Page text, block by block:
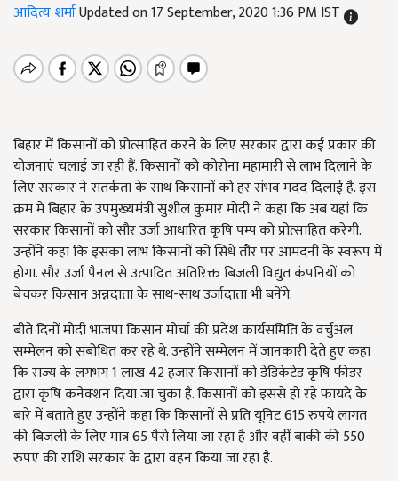
आदित्य शर्माUpdated on 17 September, 2020 1:36 PM IST
बिहार में किसानों को प्रोत्साहित करने के लिए सरकार द्वारा कई प्रकार की
योजनाएं चलाई जा रही हैं. किसानों को कोरोना महामारी से लाभ दिलाने के
लिए सरकार ने सतर्कता के साथ किसानों को हर संभव मदद दिलाई है. इस
क्रम मे बिहार के उपमुख्यमंत्री सुशील कुमार मोदी ने कहा कि अब यहां कि
सरकार किसानों को सौर उर्जा आधारित कृषि पम्प को प्रोत्साहित करेगी.
उन्होंने कहा कि इसका लाभ किसानों को सिधे तौर पर आमदनी के स्वरूप में
होगा. सौर उर्जा पैनल से उत्पादित अतिरिक्त बिजली विद्युत कंपनियों को
बेचकर किसान अन्नदाता के साथ-साथ उर्जादाता भी बनेंगे.
बीते दिनों मोदी भाजपा किसान मोर्चा की प्रदेश कार्यसमिति के वर्चुअल
सम्मेलन को संबोधित कर रहे थे. उन्होंने सम्मेलन में जानकारी देते हुए कहा
कि राज्य के लगभग 1 लाख 42 हजार किसानों को डेडिकेटेड कृषि फीडर
द्वारा कृषि कनेक्शन दिया जा चुका है. किसानों को इससे हो रहे फायदे के
बारे में बताते हुए उन्होंने कहा कि किसानों से प्रति यूनिट 615 रुपये लागत
की बिजली के लिए मात्र 65 पैसे लिया जा रहा है और वहीं बाकी की 550
रुपए की राशि सरकार के द्वारा वहन किया जा रहा है.